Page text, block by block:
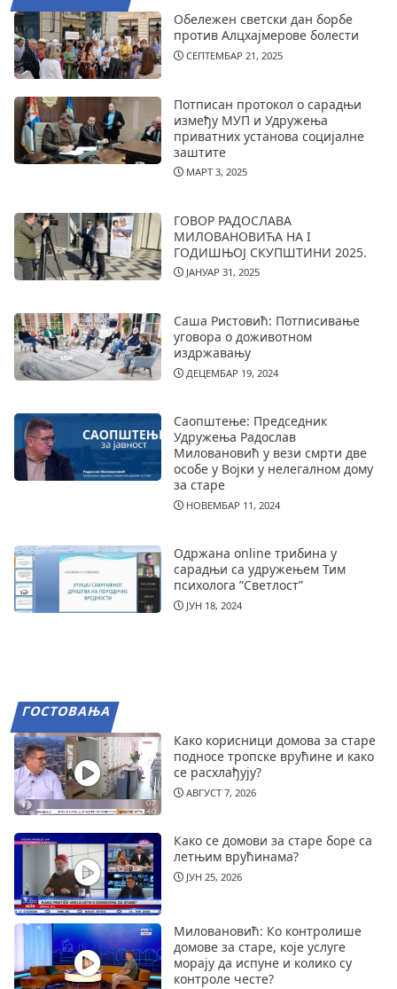
Обележен светски дан борбе
против Алцхајмерове болести
СЕПТЕМБАР 21, 2025
Потписан протокол о сарадњи
између МУП и Удружења
приватних установа социјалне
заштите
МАРТ 3, 2025
ГОВОР РАДОСЛАВА
МИЛОВАНОВИЋА НА I
ГОДИШЊОЈ СКУПШТИНИ 2025.
ЈАНУАР 31, 2025
Саша Ристовић: Потписивање
уговора о доживотном
издржавању
ДЕЦЕМБАР 19, 2024
Саопштење: Председник
Удружења Радослав
Миловановић у вези смрти две
особе у Војки у нелегалном дому
за старе
НОВЕМБАР 11, 2024
Одржана online трибина у
сарадњи са удружењем Тим
психолога ”Светлост”
ЈУН 18, 2024
ГОСТОВАЊА
Како корисници домова за старе
подносе тропске врућине и како
се расхлађују?
АВГУСТ 7, 2026
Како се домови за старе боре са
летњим врућинама?
ЈУН 25, 2026
Миловановић: Ко контролише
домове за старе, које услуге
морају да испуне и колико су
контроле честе?